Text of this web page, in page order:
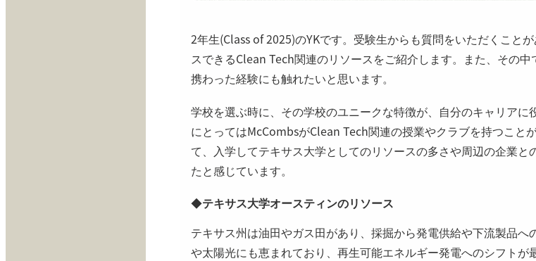
2年生(Class of 2025)のYKです。受験生からも質問をいただくこと
スできるClean Tech関連のリソースをご紹介します。また、その
携わった経験にも触れたいと思います。
学校を選ぶ時に、その学校のユニークな特徴が、自分のキャリア
にとってはMcCombsがClean Tech関連の授業やクラブを持つこと
て、入学してテキサス大学としてのリソースの多さや周辺の企業
たと感じています。
◆テキサス大学オースティンのリソース
テキサス州は油田やガス田があり、採掘から発電供給や下流製品
や太陽光にも恵まれており、再生可能エネルギー発電へのシフト